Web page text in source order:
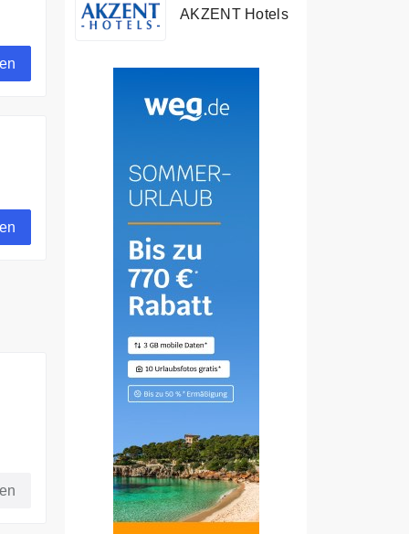
AKZENT Hotels